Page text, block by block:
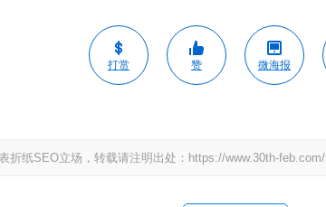
打赏 赞 微海报
折纸SEO立场，转载请注明出处： https://www.30th-